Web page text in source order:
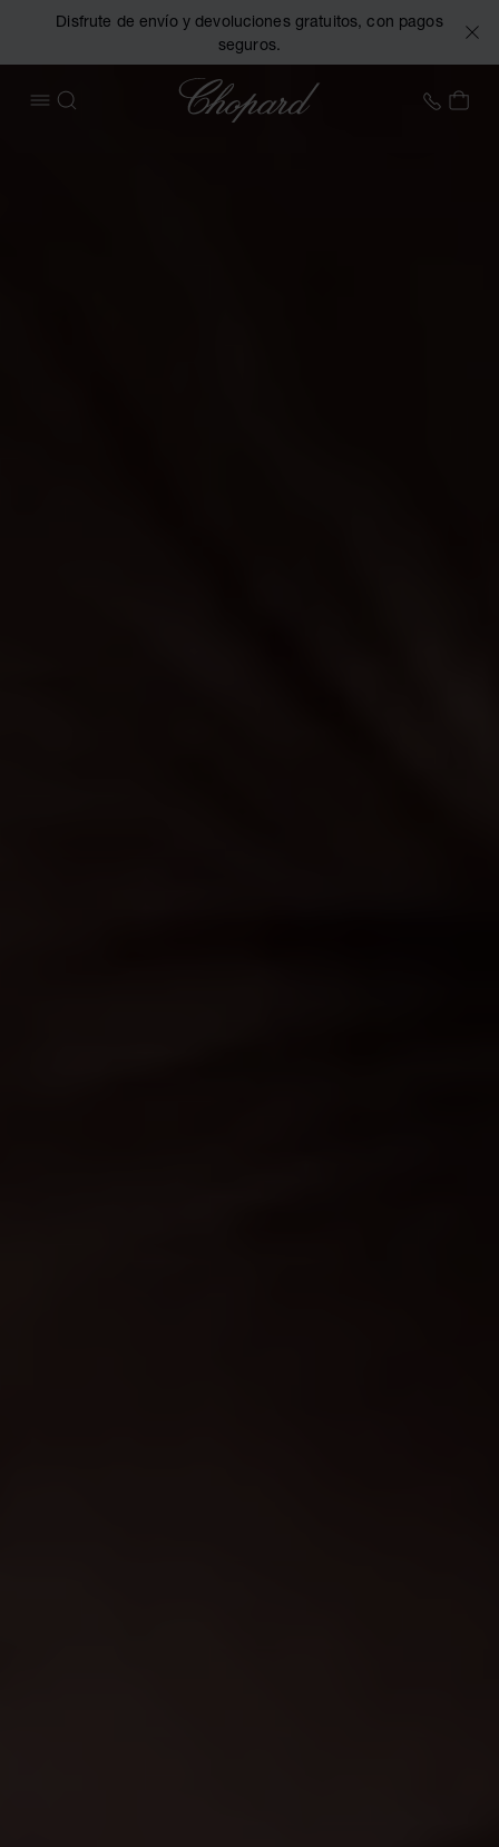
Disfrute de envío y devoluciones gratuitos, con pagos
seguros.
ABRIR MENÚ
BUSCAR
Chopard +34
MI